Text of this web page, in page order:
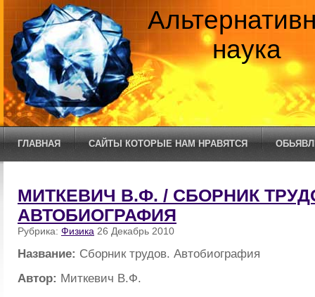
наука
ГЛАВНАЯ САЙТЫ КОТОРЫЕ НАМ НРАВЯТСЯ
МИТКЕВИЧ В.Ф. / СБОРНИК
АВТОБИОГРАФИЯ
Рубрика: Физика 26 Декабрь 2010
Название: Сборник трудов. Автобиография
Автор: Миткевич В.Ф.